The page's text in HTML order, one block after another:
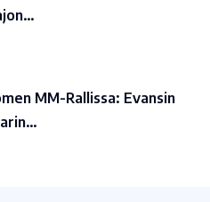
MM-Rallissa: Evansin